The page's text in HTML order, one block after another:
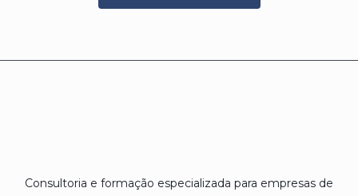
Consultoria e formação especializada para empresas de